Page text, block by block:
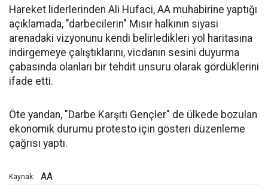
Hareket liderlerinden Ali Hufaci, AA muhabirine yaptığı
açıklamada, "darbecilerin" Mısır halkının siyasi
arenadaki vizyonunu kendi belirledikleri yol haritasına
indirgemeye çalıştıklarını, vicdanın sesini duyurma
çabasında olanları bir tehdit unsuru olarak gördüklerini
ifade etti.
Öte yandan, "Darbe Karşıtı Gençler" de ülkede bozulan
ekonomik durumu protesto için gösteri düzenleme
çağrısı yaptı.
Kaynak: AA